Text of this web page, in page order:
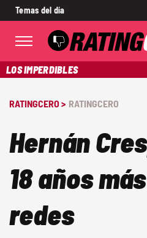
Temas del día
LOS IMPERDIBLES
RATINGCERO > RATINGCERO
Hernán
18 años
redes